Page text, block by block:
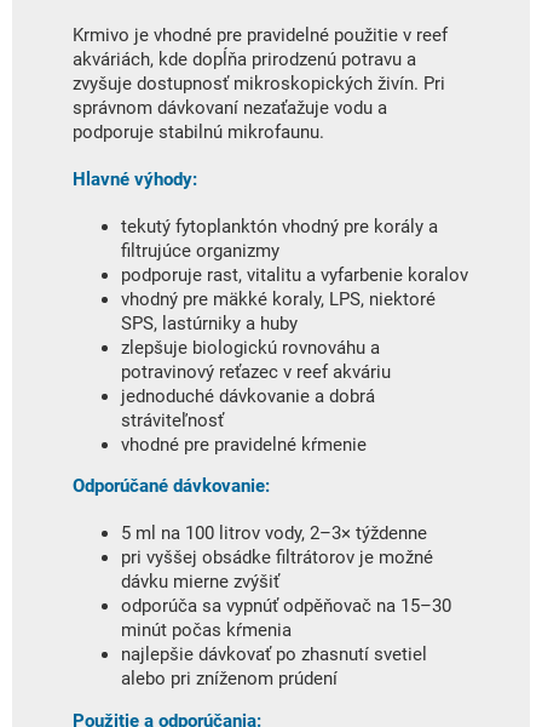
Krmivo je vhodné pre pravidelné použitie v reef
akváriách, kde dopĺňa prirodzenú potravu a
zvyšuje dostupnosť mikroskopických živín. Pri
správnom dávkovaní nezaťažuje vodu a
podporuje stabilnú mikrofaunu.
Hlavné výhody:
tekutý fytoplanktón vhodný pre korály a
filtrujúce organizmy
podporuje rast, vitalitu a vyfarbenie koralov
vhodný pre mäkké koraly, LPS, niektoré
SPS, lastúrniky a huby
zlepšuje biologickú rovnováhu a
potravinový reťazec v reef akváriu
jednoduché dávkovanie a dobrá
stráviteľnosť
vhodné pre pravidelné kŕmenie
Odporúčané dávkovanie:
5 ml na 100 litrov vody, 2–3× týždenne
pri vyššej obsádke filtrátorov je možné
dávku mierne zvýšiť
odporúča sa vypnúť odpěňovač na 15–30
minút počas kŕmenia
najlepšie dávkovať po zhasnutí svetiel
alebo pri zníženom prúdení
Použitie a odporúčania: